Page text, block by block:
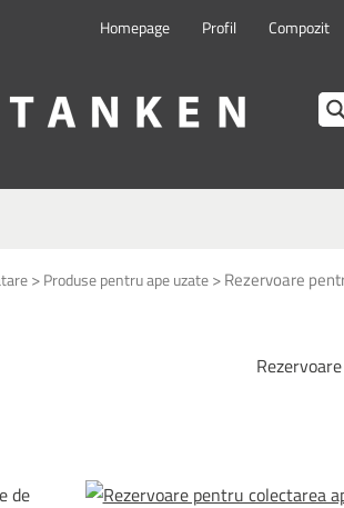
Homepage Profil Compozit
> Produse pentru ape uzate >Rezervoare